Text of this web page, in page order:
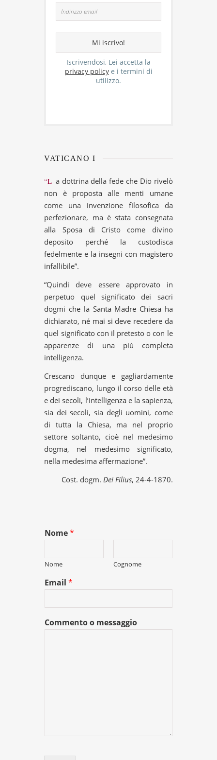
Iscrivendosi, Lei accetta la
privacy policye i termini di
utilizzo.
VATICANO I
“La dottrina della fede che Dio rivelò
non è proposta alle menti umane
come una invenzione filosofica da
perfezionare, ma è stata consegnata
alla Sposa di Cristo come divino
deposito perché la custodisca
fedelmente e la insegni con magistero
infallibile”.
“Quindi deve essere approvato in
perpetuo quel significato dei sacri
dogmi che la Santa Madre Chiesa ha
dichiarato, né mai si deve recedere da
quel significato con il pretesto o con le
apparenze di una più completa
intelligenza.
Crescano dunque e gagliardamente
progrediscano, lungo il corso delle età
e dei secoli, l’intelligenza e la sapienza,
sia dei secoli, sia degli uomini, come
di tutta la Chiesa, ma nel proprio
settore soltanto, cioè nel medesimo
dogma, nel medesimo significato,
nella medesima affermazione”.
Cost. dogm. Dei Filius, 24-4-1870.
Nome*
Nome Cognome
Email*
Commento o messaggio